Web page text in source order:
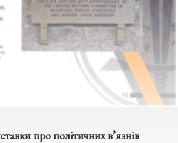
про політичних в’язнів